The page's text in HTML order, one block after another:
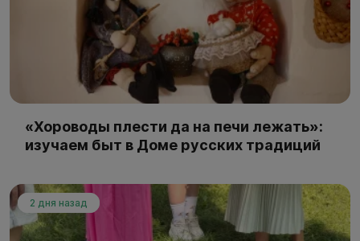
«Хороводы плести да на печи лежать»:
изучаем быт в Доме русских традиций
2 дня назад